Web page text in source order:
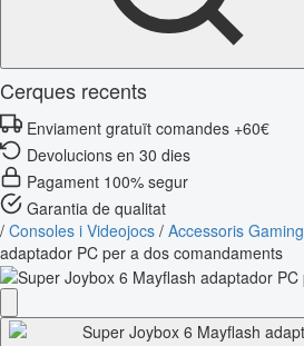
Cerques recents
Enviament gratuït comandes +60€
Devolucions en 30 dies
Pagament 100% segur
Garantia de qualitat
/ Consoles i Videojocs / Accessoris Gaming
adaptador PC per a dos comandaments